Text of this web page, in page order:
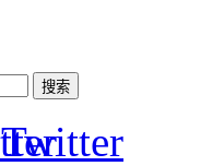
Twitter